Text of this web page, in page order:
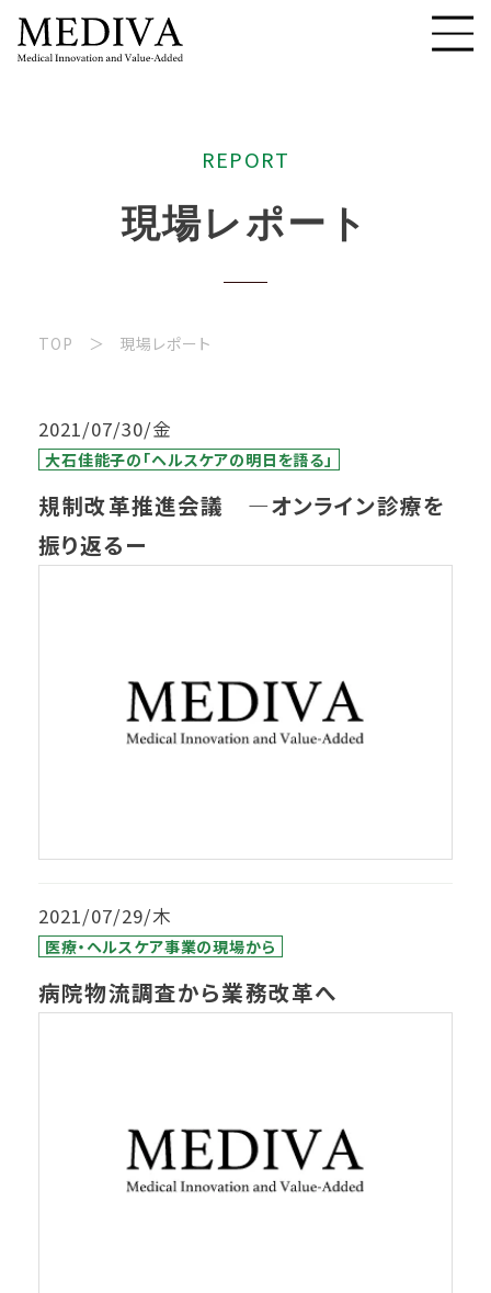
REPORT
現場レポー ト
TOP 現場レポート
2021/07/30/金
大石佳能子の「ヘルスケアの明日を語る」
規制改革推進会議 ―オンライン診療を
振り返るー
2021/07/29/木
医療・ヘルスケア事業の現場から
病院物流調査から業務改革へ